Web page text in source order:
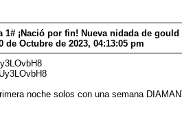
1# ¡Nació por fin! Nueva nidada de gould
de Octubre de 2023, 04:13:05 pm
noche solos con una semana